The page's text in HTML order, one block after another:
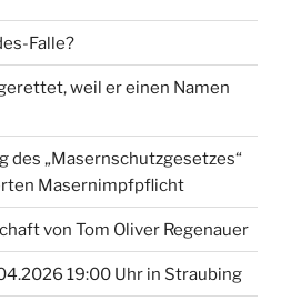
Falle?
weil er einen Namen
des „Masernschutzgesetzes“
Masernimpfpflicht
von Tom Oliver Regenauer
19:00 Uhr in Straubing